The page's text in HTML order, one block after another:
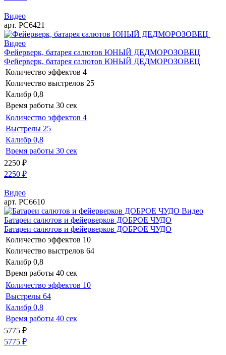
Видео
арт. РС6421
Видео
Фейерверк, батарея салютов ЮНЫЙ ДЕДМОРОЗОВЕЦ
Фейерверк, батарея салютов ЮНЫЙ ДЕДМОРОЗОВЕЦ
Количество эффектов 4
Количество выстрелов 25
Калибр 0,8
Время работы 30 сек
Количество эффектов 4
Выстрелы 25
Калибр 0,8
Время работы 30 сек
2250 ₽
2250 ₽
Видео
арт. РС6610
Видео
Батареи салютов и фейерверков ДОБРОЕ ЧУДО
Батареи салютов и фейерверков ДОБРОЕ ЧУДО
Количество эффектов 10
Количество выстрелов 64
Калибр 0,8
Время работы 40 сек
Количество эффектов 10
Выстрелы 64
Калибр 0,8
Время работы 40 сек
5775 ₽
5775 ₽